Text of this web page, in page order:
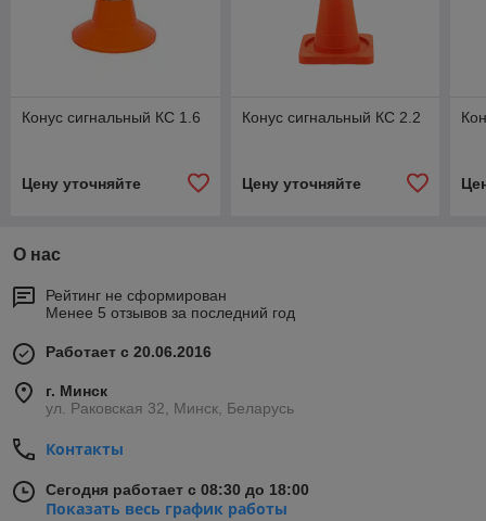
Конус сигнальный КС 1.6
Цену уточняйте
Конус сигнальный КС 2.2
Цену уточняйте
О нас
Рейтинг не сформирован
Менее 5 отзывов за последний год
Работает с 20.06.2016
г. Минск
ул. Раковская 32, Минск, Беларусь
Контакты
Сегодня работает с 08:30 до 18:00
Показать весь график работы